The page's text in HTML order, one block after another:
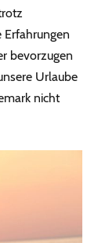
Erfahrungen
bevorzugen
Urlaube
nicht